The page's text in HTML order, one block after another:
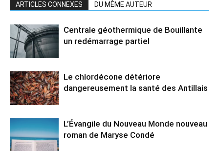
ARTICLES CONNEXES DU MÊME AUTEUR
Centrale géothermique de Bouillante
un redémarrage partiel
Le chlordécone détériore
dangereusement la santé des Antillais
L’Évangile du Nouveau Monde nouveau
roman de Maryse Condé